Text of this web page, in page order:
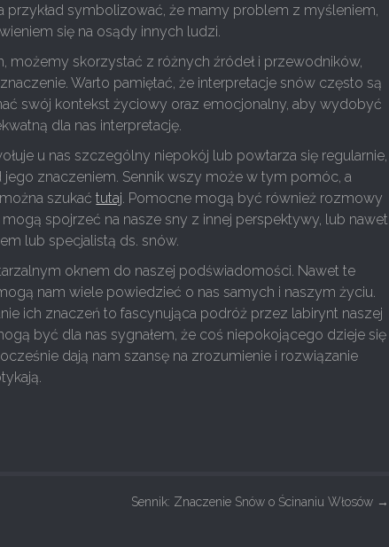
przykład symbolizować, że mamy problem z myśleniem,
się na osądy innych ludzi.
możemy skorzystać z różnych źródeł i przewodników,
Warto pamiętać, że interpretacje snów często są
swój kontekst życiowy oraz emocjonalny, aby wydobyć
dla nas interpretację.
u nas szczególny niepokój lub powtarza się regularnie,
jego znaczeniem. Sennik wszy może w tym pomóc, a
szukaćtutaj. Pomocne mogą być również rozmowy
spojrzeć na nasze sny z innej perspektywy, lub nawet
lub specjalistą ds. snów.
oknem do naszej podświadomości. Nawet te
nam wiele powiedzieć o nas samych i naszym życiu.
ich znaczeń to fascynująca podróż przez labirynt naszej
być dla nas sygnałem, że coś niepokojącego dzieje się
dają nam szansę na zrozumienie i rozwiązanie
Sennik: Znaczenie Snów o Ścinaniu Włosów →